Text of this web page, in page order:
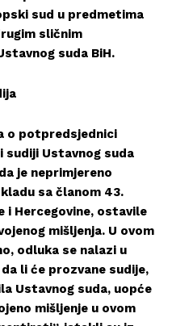
sud u predmetima
sličnim
suda BiH.
o potpredsjednici
sudiji Ustavnog suda
je neprimjereno
sa članom 43.
i Hercegovine, ostavile
mišljenja. U ovom
odluka se nalazi u
li će prozvane sudije,
Ustavnog suda, uopće
mišljenje u ovom